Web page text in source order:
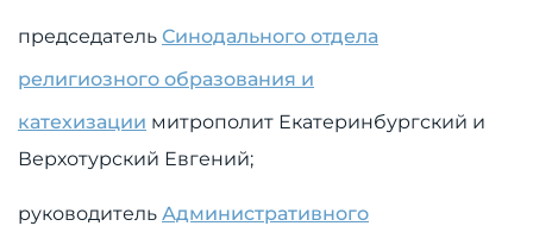
председатель Синодального отдела
религиозного образования и
катехизации митрополит Екатеринбургский и
Верхотурский Евгений;
руководитель Административного